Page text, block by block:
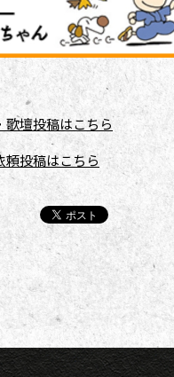
歌壇投稿はこちら
頼投稿はこちら